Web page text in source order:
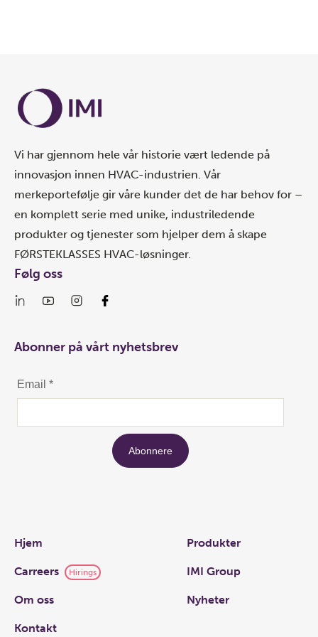
Vi har gjennom hele vår historie vært ledende på
innovasjon innen HVAC-industrien. Vår
merkeportefølje gir våre kunder det de har behov for –
en komplett serie med unike, industriledende
produkter og tjenester som hjelper dem å skape
FØRSTEKLASSES HVAC-løsninger.
Links
Hjem Produkter
Carreers Hirings IMI Group
Om oss Nyheter
Kontakt
Følg oss
Abonner på vårt nyhetsbrev